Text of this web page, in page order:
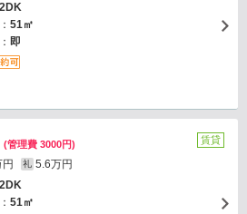
2DK
51㎡
即
(管理費 3000円)
礼 5.6万円
2DK
51㎡
賃貸